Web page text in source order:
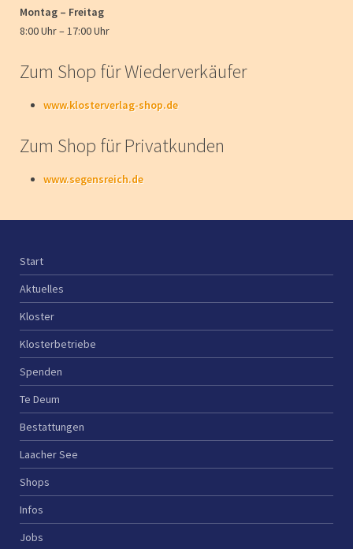
Montag – Freitag
8:00 Uhr – 17:00 Uhr
Zum Shop für Wiederverkäufer
www.klosterverlag-shop.de
Zum Shop für Privatkunden
www.segensreich.de
Start
Aktuelles
Kloster
Klosterbetriebe
Spenden
Te Deum
Bestattungen
Laacher See
Shops
Infos
Jobs